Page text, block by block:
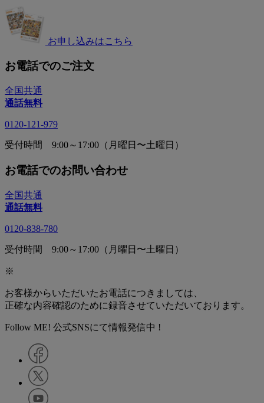
お申し込みはこちら
お電話でのご注文
全国共通
通話無料
0120-121-979
受付時間 9:00～17:00（月曜日〜土曜日）
お電話でのお問い合わせ
全国共通
通話無料
0120-838-780
受付時間 9:00～17:00（月曜日〜土曜日）
※
お客様からいただいたお電話につきましては、
正確な内容確認のために録音させていただいております。
Follow ME! 公式SNSにて情報発信中 !